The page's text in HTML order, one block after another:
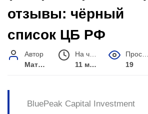
отзывы: чёрный
список ЦБ РФ
Автор
Матвей Иванов
11 мин.
19
BluePeak Capital Investment